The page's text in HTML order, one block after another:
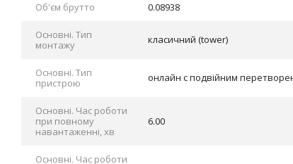
Об'єм брутто 0.08938
Основні. Тип
монтажу
класичний (tower)
Основні. Тип
пристрою
онлайн с подвійним
Основні. Час роботи
при повному
навантаженні, хв
6.00
Основні. Час роботи